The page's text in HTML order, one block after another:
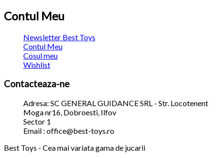
Contul Meu
Newsletter Best Toys
Contul Meu
Cosul meu
Wishlist
Contacteaza-ne
Adresa: SC GENERAL GUIDANCE SRL - Str. Locotenent
Moga nr16, Dobroesti, Ilfov
Sector 1
Email : office@best-toys.ro
Best Toys - Cea mai variata gama de jucarii